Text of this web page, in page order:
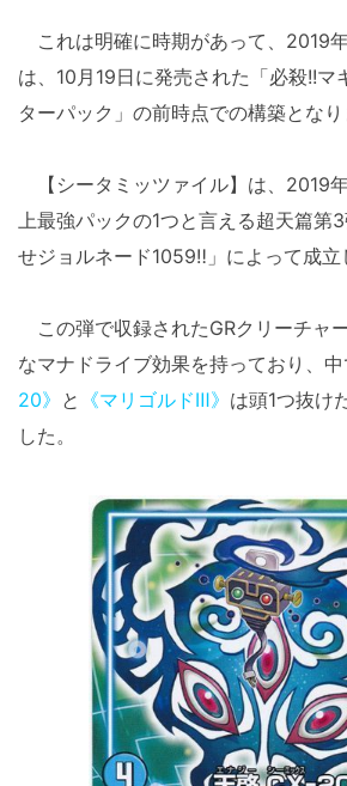
これは明確に時期があって、2019
は、10月19日に発売された「必殺!!マ
ターパック」の前時点での構築となり
【シータミッツァイル】は、2019
上最強パックの1つと言える超天篇第
せジョルネード1059‼︎」によって成立
この弾で収録されたGRクリーチャ
なマナドライブ効果を持っており、中
20》 と 《マリゴルドⅢ》 は頭1つ抜け
した。